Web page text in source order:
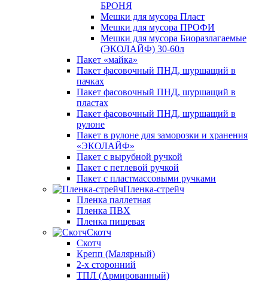
БРОНЯ
Мешки для мусора Пласт
Мешки для мусора ПРОФИ
Мешки для мусора Биоразлагаемые
(ЭКОЛАЙФ) 30-60л
Пакет «майка»
Пакет фасовочный ПНД, шуршащий в
пачках
Пакет фасовочный ПНД, шуршащий в
пластах
Пакет фасовочный ПНД, шуршащий в
рулоне
Пакет в рулоне для заморозки и хранения
«ЭКОЛАЙФ»
Пакет с вырубной ручкой
Пакет с петлевой ручкой
Пакет с пластмассовыми ручками
Пленка-стрейч
Пленка паллетная
Пленка ПВХ
Пленка пищевая
Скотч
Скотч
Крепп (Малярный)
2-х сторонний
ТПЛ (Армированный)